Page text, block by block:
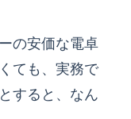
の安価な電卓
ても、実務で
すると、なん